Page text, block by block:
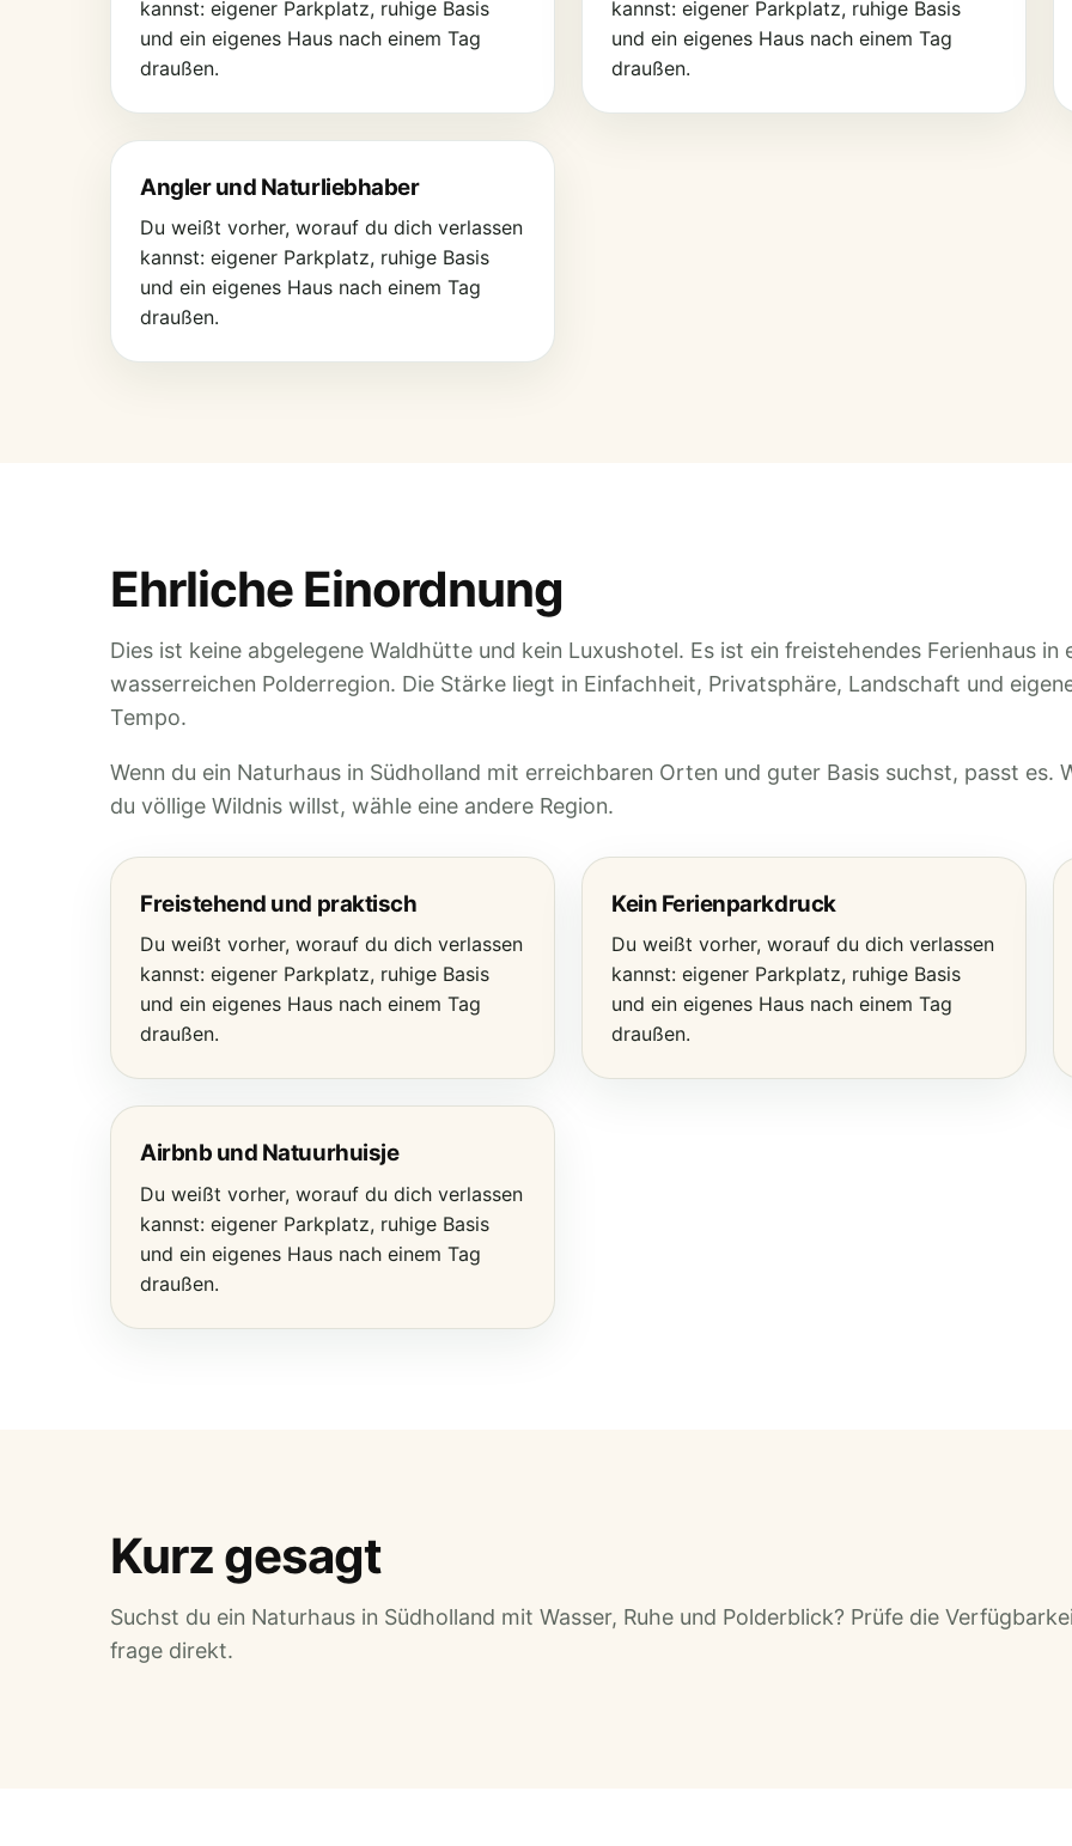
kannst: eigener Parkplatz, ruhige Basis
und ein eigenes Haus nach einem Tag
draußen.
kannst: eigener Parkplatz, ruhige Basis
und ein eigenes Haus nach einem Tag
draußen.
Angler und Naturliebhaber
Du weißt vorher, worauf du dich verlassen
kannst: eigener Parkplatz, ruhige Basis
und ein eigenes Haus nach einem Tag
draußen.
Ehrliche Einordnung
Dies ist keine abgelegene Waldhütte und kein Luxushotel. Es ist ein freistehendes Ferienhaus in
wasserreichen Polderregion. Die Stärke liegt in Einfachheit, Privatsphäre, Landschaft und
Tempo.
Wenn du ein Naturhaus in Südholland mit erreichbaren Orten und guter Basis suchst, passt es.
du völlige Wildnis willst, wähle eine andere Region.
Freistehend und praktisch
Du weißt vorher, worauf du dich verlassen
kannst: eigener Parkplatz, ruhige Basis
und ein eigenes Haus nach einem Tag
draußen.
Kein Ferienparkdruck
Du weißt vorher, worauf du dich verlassen
kannst: eigener Parkplatz, ruhige Basis
und ein eigenes Haus nach einem Tag
draußen.
Airbnb und Natuurhuisje
Du weißt vorher, worauf du dich verlassen
kannst: eigener Parkplatz, ruhige Basis
und ein eigenes Haus nach einem Tag
draußen.
Kurz gesagt
Suchst du ein Naturhaus in Südholland mit Wasser, Ruhe und Polderblick? Prüfe die
frage direkt.